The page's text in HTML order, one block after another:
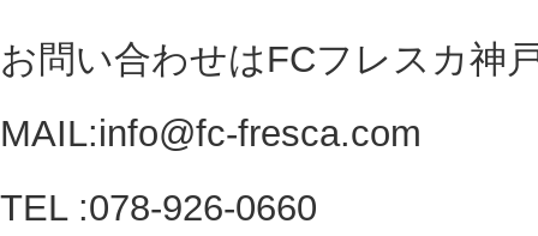
お問い合わせはFCフレスカ神
MAIL:info@fc-fresca.com
TEL :078-926-0660